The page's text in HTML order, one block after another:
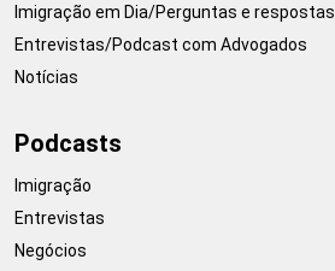
Imigração em Dia/Perguntas e respostas
Entrevistas/Podcast com Advogados
Notícias
Podcasts
Imigração
Entrevistas
Negócios